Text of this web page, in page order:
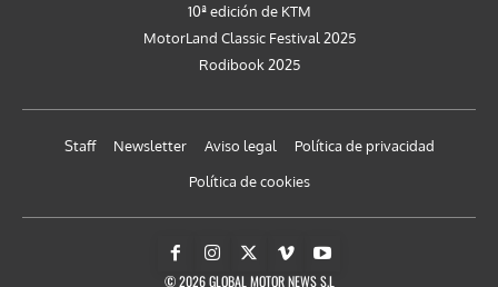
10ª edición de KTM
MotorLand Classic Festival 2025
Rodibook 2025
Staff Newsletter Aviso legal
Política de privacidad
Política de cookies
© 2026 GLOBAL MOTOR NEWS S.L